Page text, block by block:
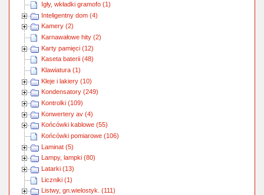
Igły, wkładki gramofo (1)
Inteligentny dom (4)
Kamery (2)
Karnawałowe hity (2)
Karty pamięci (12)
Kaseta baterii (48)
Klawiatura (1)
Kleje i lakiery (10)
Kondensatory (249)
Kontrolki (109)
Konwertery av (4)
Końcówki kablowe (55)
Końcówki pomiarowe (106)
Laminat (5)
Lampy, lampki (80)
Latarki (13)
Liczniki (1)
Listwy, gn.wielostyk. (111)